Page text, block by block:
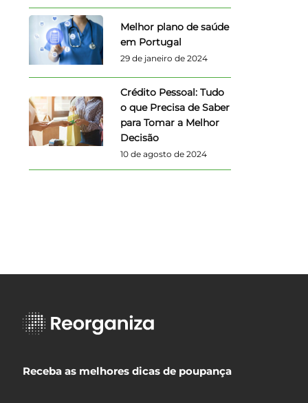
Melhor plano de saúde
em Portugal
29 de janeiro de 2024
Crédito Pessoal: Tudo
o que Precisa de Saber
para Tomar a Melhor
Decisão
10 de agosto de 2024
Receba as melhores dicas de poupança